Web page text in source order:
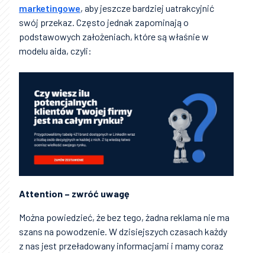
marketingowe, aby jeszcze bardziej uatrakcyjnić
swój przekaz. Często jednak zapominają o
podstawowych założeniach, które są właśnie w
modelu aida, czyli:
Attention – zwróć uwagę
Można powiedzieć, że bez tego, żadna reklama nie ma
szans na powodzenie. W dzisiejszych czasach każdy
z nas jest przeładowany informacjami i mamy coraz